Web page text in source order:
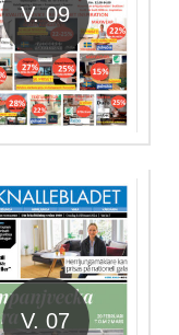
V. 09
V. 07